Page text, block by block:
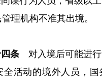
理机构不准其出境。
条 对入境后可能进
全活动的境外人员，